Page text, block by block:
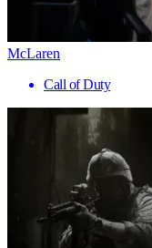
McLaren
Call of Duty